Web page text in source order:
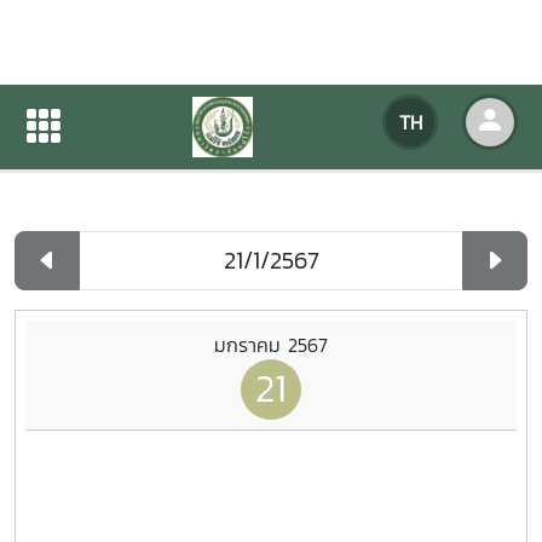
TH
ปฏิทินกิจกรรมของหน่วยงาน
ปฏิทินกิจกรรมของหน่วยงาน
มกราคม 2567
21